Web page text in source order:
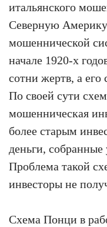
итальянского
Северную Америку
мошеннической
начале 1920-х
сотни жертв, а его
По своей сути
мошенническая
более старым
деньги,
Проблема такой
инвесторы не
Схема Понци в